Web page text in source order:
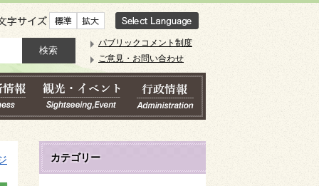
文字サイズ
パブリックコメント制度
ご意見・お問い合わせ
カテゴリー